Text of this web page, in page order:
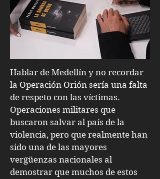
Hablar de Medellín y no recordar
la Operación Orión sería una falta
de respeto con las víctimas.
Operaciones militares que
buscaron salvar al país de la
violencia, pero que realmente han
sido una de las mayores
vergüenzas nacionales al
demostrar que muchos de estos